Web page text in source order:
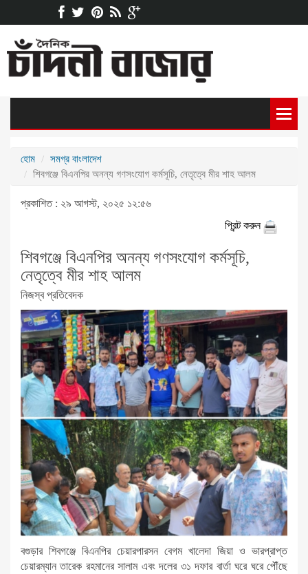
হোম
সমগ্র বাংলাদেশ
শিবগঞ্জে বিএনপির অনন্য গণসংযোগ কর্মসূচি, নেতৃত্বে মীর শাহ আলম
প্রকাশিত : ২৯ আগস্ট, ২০২৫ ১২:৫৬
প্রিন্ট করুন
শিবগঞ্জে বিএনপির অনন্য গণসংযোগ কর্মসূচি,
নেতৃত্বে মীর শাহ আলম
নিজস্ব প্রতিবেদক
বগুড়ার শিবগঞ্জে বিএনপির চেয়ারপারসন বেগম খালেদা জিয়া ও ভারপ্রাপ্ত
চেয়ারম্যান তারেক রহমানের সালাম এবং দলের ৩১ দফার বার্তা ঘরে ঘরে পৌঁছে